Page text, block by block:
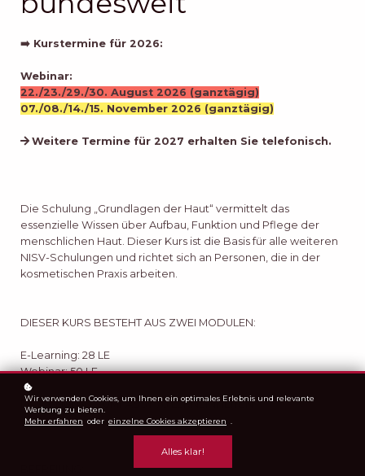
➡️ Kurstermine für 2026:
Webinar:
22./23./29./30. August 2026 (ganztägig)
07./08./14./15. November 2026 (ganztägig)
Weitere Termine für 2027 erhalten Sie telefonisch.
Die Schulung „Grundlagen der Haut“ vermittelt das
essenzielle Wissen über Aufbau, Funktion und Pflege der
menschlichen Haut. Dieser Kurs ist die Basis für alle weiteren
NISV-Schulungen und richtet sich an Personen, die in der
kosmetischen Praxis arbeiten.
DIESER KURS BESTEHT AUS ZWEI MODULEN:
E-Learning: 28 LE
Webinar: 50 LE
DIE SCHULUNG UMFASST 78 LERNEINHEITEN
Wir verwenden Cookies, um Ihnen ein optimales Erlebnis und relevante
Werbung zu bieten.
Mehr erfahren oder einzelne Cookies akzeptieren
Alles klar!